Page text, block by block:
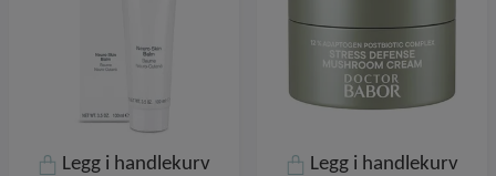
Legg i handlekurv Legg i handlekurv